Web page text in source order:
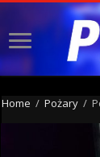
Home / Pożary /